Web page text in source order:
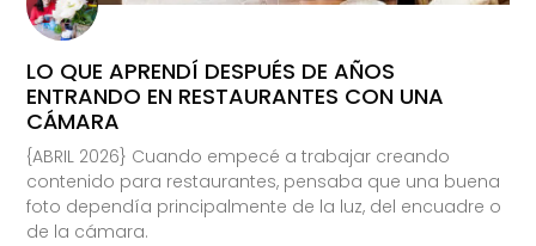
LO QUE APRENDÍ DESPUÉS DE AÑOS
ENTRANDO EN RESTAURANTES CON UNA
CÁMARA
{ABRIL 2026} Cuando empecé a trabajar creando
contenido para restaurantes, pensaba que una buena
foto dependía principalmente de la luz, del encuadre o
de la cámara.